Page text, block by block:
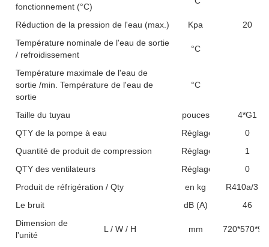
fonctionnement (°C)
Réduction de la pression de l'eau (max.) Kpa
20
Température nominale de l'eau de sortie
/ refroidissement
°C
Température maximale de l'eau de
sortie /min. Température de l'eau de
sortie
°C
Taille du tuyau pouces
4*G1
QTY de la pompe à eau
Réglage
0
Quantité de produit de compression
Réglage
1
QTY des ventilateurs
Réglage
0
Produit de réfrigération / Qty
en kg
R410a/3 kg
Le bruit
dB (A)
46
Dimension de
l'unité
L / W / H mm